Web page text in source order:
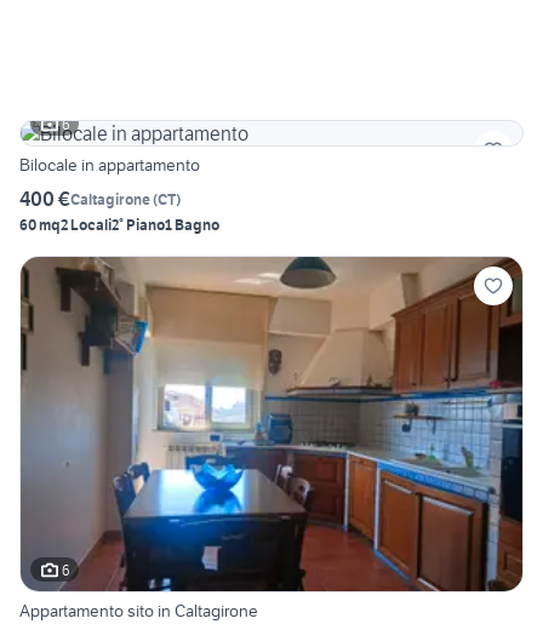
6
Bilocale in appartamento
400 €Caltagirone(CT)
60 mq2 Locali2° Piano1 Bagno
6
Appartamento sito in Caltagirone